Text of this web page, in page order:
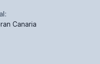
Canaria